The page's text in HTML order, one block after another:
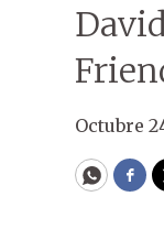
Octubre